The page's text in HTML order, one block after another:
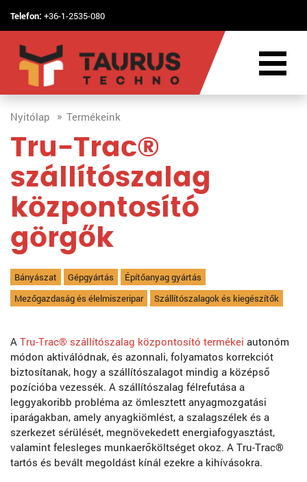
Telefon: +36-1-2535-080
Nyitólap Termékeink
Tru-Trac®
szállítószalag
központosító
görgők
Bányászat Gépgyártás
Építőanyag gyártás
Mezőgazdaság és élelmiszeripar
Szállítószalagok és kiegészítők
A Tru-Trac® szállítószalag központosító termékei autonóm
módon aktiválódnak, és azonnali, folyamatos korrekciót
biztosítanak, hogy a szállítószalagot mindig a középső
pozícióba vezessék. A szállítószalag félrefutása a
leggyakoribb probléma az ömlesztett anyagmozgatási
iparágakban, amely anyagkiömlést, a szalagszélek és a
szerkezet sérülését, megnövekedett energiafogyasztást,
valamint felesleges munkaerőköltséget okoz. A Tru-Trac®
tartós és bevált megoldást kínál ezekre a kihívásokra.